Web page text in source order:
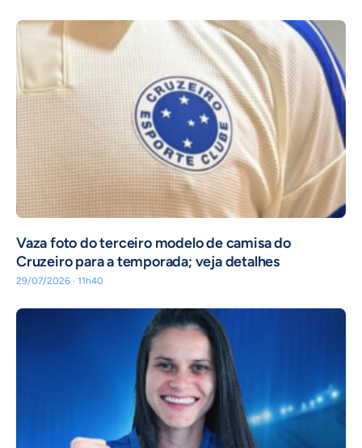
Vaza foto do terceiro modelo de camisa do
Cruzeiro para a temporada; veja detalhes
29/07/2026 · 11h40